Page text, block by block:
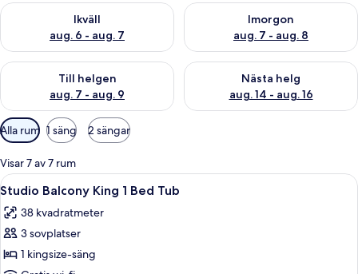
Ikväll
aug. 6 - aug. 7
Kontrollera tillgängligheten för ikväll aug. 6 - aug. 7
Imorgon
aug. 7 - aug. 8
Kontrollera tillgängligheten
Till helgen
aug. 7 - aug. 9
Kontrollera tillgängligheten för den här helgen aug. 7 - aug. 9
Nästa helg
aug. 14 - aug. 16
Kontrollera tillgängligheten
Tillgängliga
filter
för
rum
Alla rum 1 säng 2 sängar
Visar 7 av 7 rum
Öppna
alla
foton
för
Studio
Ett hotellrum med en stor säng, ett
6
Studio Balcony King 1 Bed Tub
38 kvadratmeter
3 sovplatser
1 kingsize-säng